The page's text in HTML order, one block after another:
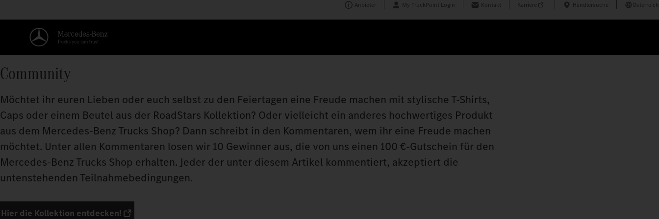
Anbieter My TruckPoint Login Kontakt Karriere Händlersuche Österreich
Community
Möchtet ihr euren Lieben oder euch selbst zu den Feiertagen eine Freude machen mit stylische T-Shirts,
Caps oder einem Beutel aus der RoadStars Kollektion? Oder vielleicht ein anderes hochwertiges Produkt
aus dem Mercedes-Benz Trucks Shop? Dann schreibt in den Kommentaren, wem ihr eine Freude machen
möchtet. Unter allen Kommentaren losen wir 10 Gewinner aus, die von uns einen 100 €-Gutschein für den
Mercedes-Benz Trucks Shop erhalten. Jeder der unter diesem Artikel kommentiert, akzeptiert die
untenstehenden Teilnahmebedingungen.
Hier die Kollektion entdecken!